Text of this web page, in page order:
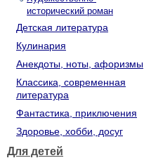
исторический роман
Детская литература
Кулинария
Анекдоты, ноты, афоризмы
Классика, современная
литература
Фантастика, приключения
Здоровье, хобби, досуг
Для детей